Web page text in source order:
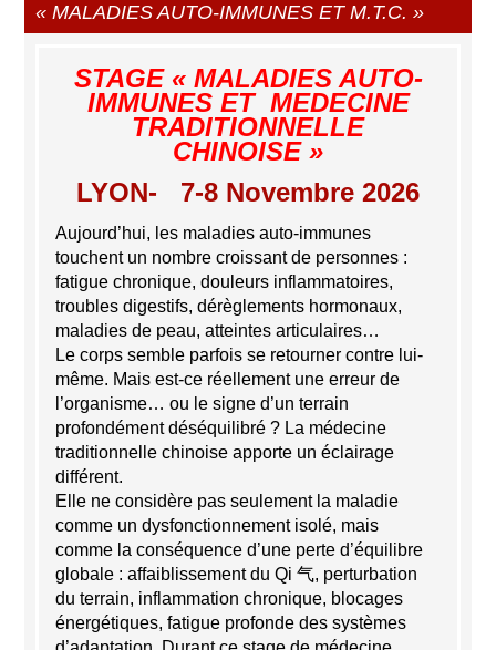
« MALADIES AUTO-IMMUNES ET M.T.C. »
STAGE « MALADIES AUTO-
IMMUNES ET MEDECINE
TRADITIONNELLE
CHINOISE »
LYON- 7-8 Novembre 2026
Aujourd’hui, les maladies auto-immunes
touchent un nombre croissant de personnes :
fatigue chronique, douleurs inflammatoires,
troubles digestifs, dérèglements hormonaux,
maladies de peau, atteintes articulaires…
Le corps semble parfois se retourner contre lui-
même. Mais est-ce réellement une erreur de
l’organisme… ou le signe d’un terrain
profondément déséquilibré ? La médecine
traditionnelle chinoise apporte un éclairage
différent.
Elle ne considère pas seulement la maladie
comme un dysfonctionnement isolé, mais
comme la conséquence d’une perte d’équilibre
globale : affaiblissement du Qi 气, perturbation
du terrain, inflammation chronique, blocages
énergétiques, fatigue profonde des systèmes